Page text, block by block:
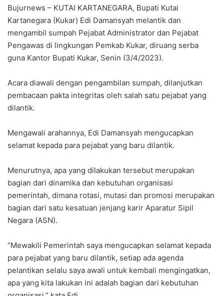
Bujurnews – KUTAI KARTANEGARA, Bupati Kutai
Kartanegara (Kukar) Edi Damansyah melantik dan
mengambil sumpah Pejabat Administrator dan Pejabat
Pengawas di lingkungan Pemkab Kukar, diruang serba
guna Kantor Bupati Kukar, Senin (3/4/2023).
Acara diawali dengan pengambilan sumpah, dilanjutkan
pembacaan pakta integritas oleh salah satu pejabat yang
dilantik.
Mengawali arahannya, Edi Damansyah mengucapkan
selamat kepada para pejabat yang baru dilantik.
Menurutnya, apa yang dilakukan tersebut merupakan
bagian dari dinamika dan kebutuhan organisasi
pemerintah, dimana rotasi, mutasi dan promosi merupakan
bagian dari satu kesatuan jenjang karir Aparatur Sipil
Negara (ASN).
“Mewakili Pemerintah saya mengucapkan selamat kepada
para pejabat yang baru dilantik, setiap ada agenda
pelantikan selalu saya awali untuk kembali mengingatkan,
apa yang kita lakukan ini adalah bagian dari kebutuhan